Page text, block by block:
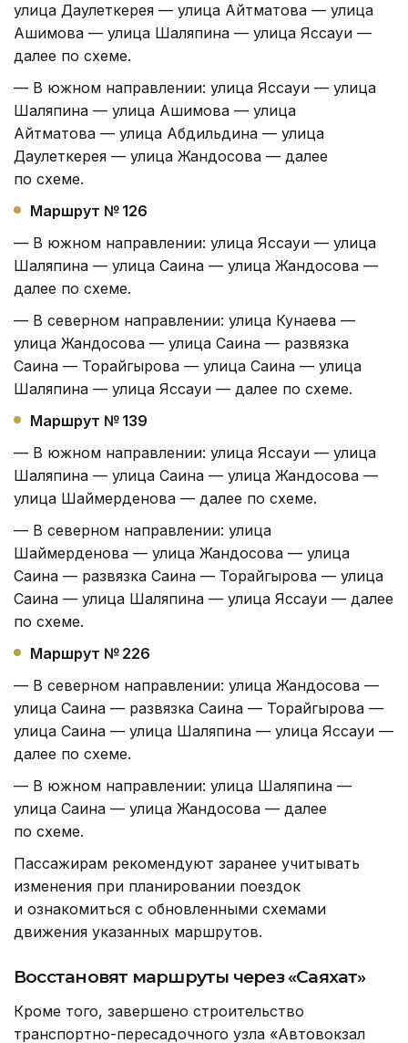
улица Даулеткерея — улица Айтматова — улица
Ашимова — улица Шаляпина — улица Яссауи —
далее по схеме.
— В южном направлении: улица Яссауи — улица
Шаляпина — улица Ашимова — улица
Айтматова — улица Абдильдина — улица
Даулеткерея — улица Жандосова — далее
по схеме.
Маршрут № 126
— В южном направлении: улица Яссауи — улица
Шаляпина — улица Саина — улица Жандосова —
далее по схеме.
— В северном направлении: улица Кунаева —
улица Жандосова — улица Саина — развязка
Саина — Торайгырова — улица Саина — улица
Шаляпина — улица Яссауи — далее по схеме.
Маршрут № 139
— В южном направлении: улица Яссауи — улица
Шаляпина — улица Саина — улица Жандосова —
улица Шаймерденова — далее по схеме.
— В северном направлении: улица
Шаймерденова — улица Жандосова — улица
Саина — развязка Саина — Торайгырова — улица
Саина — улица Шаляпина — улица Яссауи — далее
по схеме.
Маршрут № 226
— В северном направлении: улица Жандосова —
улица Саина — развязка Саина — Торайгырова —
улица Саина — улица Шаляпина — улица Яссауи —
далее по схеме.
— В южном направлении: улица Шаляпина —
улица Саина — улица Жандосова — далее
по схеме.
Пассажирам рекомендуют заранее учитывать
изменения при планировании поездок
и ознакомиться с обновленными схемами
движения указанных маршрутов.
Восстановят маршруты через «Саяхат»
Кроме того, завершено строительство
транспортно-пересадочного узла «Автовокзал